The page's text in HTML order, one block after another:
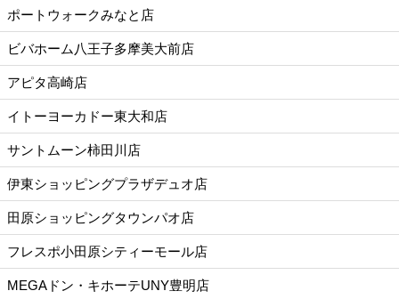
ポートウォークみなと店
ビバホーム八王子多摩美大前店
アピタ高崎店
イトーヨーカドー東大和店
サントムーン柿田川店
伊東ショッピングプラザデュオ店
田原ショッピングタウンパオ店
フレスポ小田原シティーモール店
MEGAドン・キホーテUNY豊明店